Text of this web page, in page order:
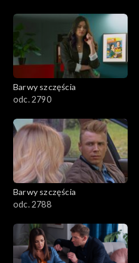
1501–1600
1401–1500
1301–1400
1101–1200
1001–1100
901–1000
801–900
782–800
Barwy szczęścia
odc. 2790
Barwy szczęścia
odc. 2788